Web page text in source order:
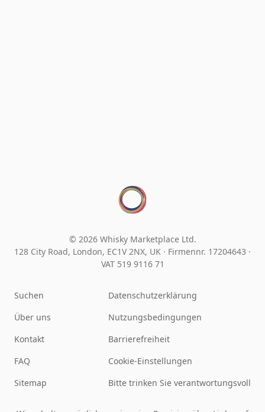
© 2026 Whisky Marketplace Ltd.
128 City Road, London, EC1V 2NX, UK · Firmennr. 17204643 ·
VAT 519 9116 71
Suchen
Über uns
Kontakt
FAQ
Sitemap
Datenschutzerklärung
Nutzungsbedingungen
Barrierefreiheit
Cookie-Einstellungen
Bitte trinken Sie verantwortungsvoll